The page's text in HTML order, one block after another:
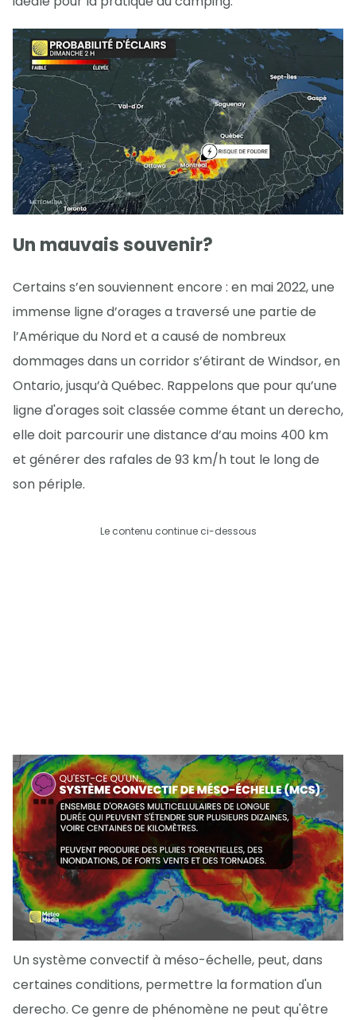
Un mauvais souvenir?
Certains s’en souviennent encore : en mai 2022, une
immense ligne d’orages a traversé une partie de
l’Amérique du Nord et a causé de nombreux
dommages dans un corridor s’étirant de Windsor, en
Ontario, jusqu’à Québec. Rappelons que pour qu’une
ligne d'orages soit classée comme étant un derecho,
elle doit parcourir une distance d’au moins 400 km
et générer des rafales de 93 km/h tout le long de
son périple.
Le contenu continue ci-dessous
Un système convectif à méso-échelle, peut, dans
certaines conditions, permettre la formation d'un
derecho. Ce genre de phénomène ne peut qu'être